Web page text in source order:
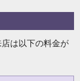
は以下の料金が